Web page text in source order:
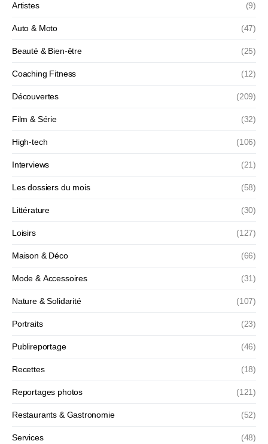
Artistes (9)
Auto & Moto (47)
Beauté & Bien-être (25)
Coaching Fitness (12)
Découvertes (209)
Film & Série (32)
High-tech (106)
Interviews (21)
Les dossiers du mois (58)
Littérature (30)
Loisirs (127)
Maison & Déco (66)
Mode & Accessoires (31)
Nature & Solidarité (107)
Portraits (23)
Publireportage (46)
Recettes (18)
Reportages photos (121)
Restaurants & Gastronomie (52)
Services (48)